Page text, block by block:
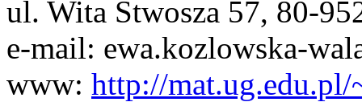
ul. Wita Stwosza 57, 80-
e-mail: ewa.kozlowska-
www: http://mat.ug.edu.pl/